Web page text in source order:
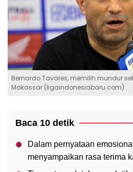
Bernardo Tavares, memilih mundur
Makassar (ligaindonesiabaru.com)
Baca 10 detik
Dalam pernyataan
menyampaikan rasa terima